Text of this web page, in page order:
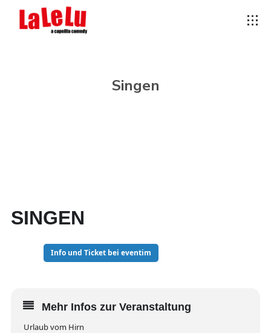
Singen
SINGEN
Info und Ticket bei eventim
Mehr Infos zur Veranstaltung
Urlaub vom Hirn